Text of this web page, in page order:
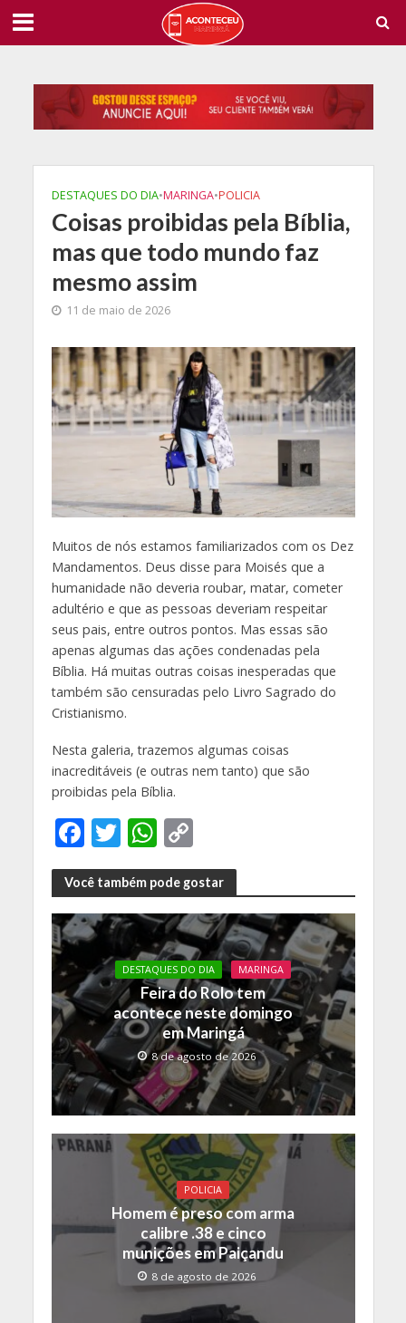
DESTAQUES DO DIA•MARINGA•POLICIA
Coisas proibidas pela Bíblia,
mas que todo mundo faz
mesmo assim
11 de maio de 2026
Muitos de nós estamos familiarizados com os Dez
Mandamentos. Deus disse para Moisés que a
humanidade não deveria roubar, matar, cometer
adultério e que as pessoas deveriam respeitar
seus pais, entre outros pontos. Mas essas são
apenas algumas das ações condenadas pela
Bíblia. Há muitas outras coisas inesperadas que
também são censuradas pelo Livro Sagrado do
Cristianismo.
Nesta galeria, trazemos algumas coisas
inacreditáveis (e outras nem tanto) que são
proibidas pela Bíblia.
F
ac
e
b
o
o
k
T
w
itt
er
W
h
at
s
A
p
p
C
o
p
y
Li
n
k
Você também pode gostar
DESTAQUES DO DIA MARINGA
Feira do Rolo tem
acontece neste domingo
em Maringá
8 de agosto de 2026
POLICIA
Homem é preso com arma
calibre .38 e cinco
munições em Paiçandu
8 de agosto de 2026